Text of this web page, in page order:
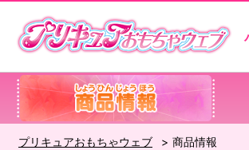
プリキュアおもちゃウェブ 商品情報